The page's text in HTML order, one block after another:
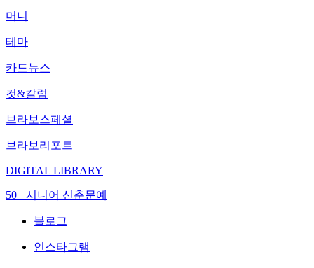
머니
테마
카드뉴스
컷&칼럼
브라보스페셜
브라보리포트
DIGITAL LIBRARY
50+ 시니어 신춘문예
블로그
인스타그램